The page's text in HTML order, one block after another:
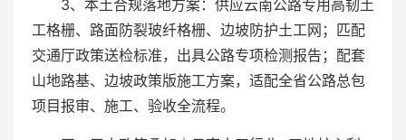
3、本土合规落地方案：供应云南公路专用高韧土
工格栅、路面防裂玻纤格栅、边坡防护土工网；匹配
交通厅政策送检标准，出具公路专项检测报告；配套
山地路基、边坡政策版施工方案，适配全省公路总包
项目报审、施工、验收全流程。